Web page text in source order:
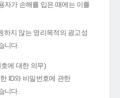
자가 손해를 입은 때에는 이를
하지 않는 영리목적의 광고성
니다.
에 대한 의무)
ID와 비밀번호에 관한
니다.